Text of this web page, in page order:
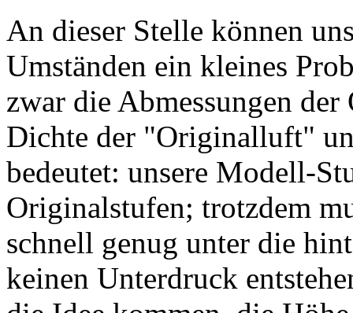
An dieser Stelle können
Umständen ein kleines
zwar die Abmessungen
Dichte der "Originalluft"
bedeutet: unsere Modell-
Originalstufen; trotzdem
schnell genug unter die
keinen Unterdruck